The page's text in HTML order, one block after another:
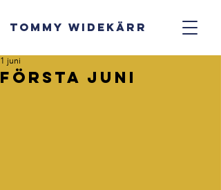
TOMMY WIDEKÄRR
Första juni
1 juni